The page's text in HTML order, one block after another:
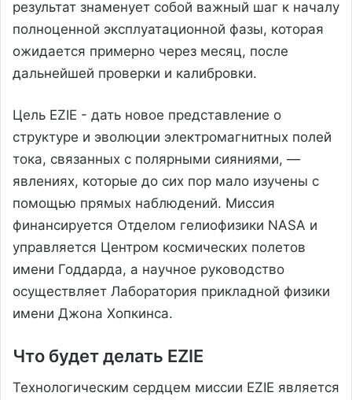
результат знаменует собой важный шаг к началу
полноценной эксплуатационной фазы, которая
ожидается примерно через месяц, после
дальнейшей проверки и калибровки.
Цель EZIE - дать новое представление о
структуре и эволюции электромагнитных полей
тока, связанных с полярными сияниями, —
явлениях, которые до сих пор мало изучены с
помощью прямых наблюдений. Миссия
финансируется Отделом гелиофизики NASA и
управляется Центром космических полетов
имени Годдарда, а научное руководство
осуществляет Лаборатория прикладной физики
имени Джона Хопкинса.
Что будет делать EZIE
Технологическим сердцем миссии EZIE является